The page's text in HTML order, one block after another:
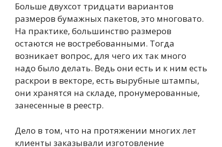
Больше двухсот тридцати вариантов
размеров бумажных пакетов, это многовато.
На практике, большинство размеров
остаются не востребованными. Тогда
возникает вопрос, для чего их так много
надо было делать. Ведь они есть и к ним есть
раскрои в векторе, есть вырубные штампы,
они хранятся на складе, пронумерованные,
занесенные в реестр.
Дело в том, что на протяжении многих лет
клиенты заказывали изготовление